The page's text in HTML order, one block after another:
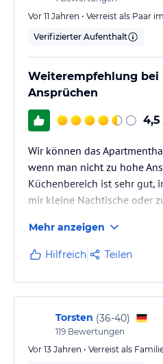
Vor 11 Jahren • Verreist als Paar
Verifizierter Aufenthalt
Weiterempfehlung bei
Ansprüchen
4,5
Wir können das
wenn man nicht zu hohe
Küchenbereich ist sehr gut,
mir kleine Nachtische oder
nicht möglich. Gegenüber
Baustelle, sodass es auch
im Schlafzimmer. Der
groß. Es wäre aber doch
wie ein Radiowecker oder
vorhanden gewesen wäre.
Abgesehen vom Baulärm…
Mehr anzeigen
Hilfreich Teilen
Torsten (36-40)
119 Bewertungen
Vor 13 Jahren • Verreist als